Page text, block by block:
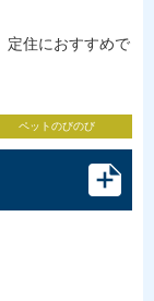
定住におすすめで
ペットのびのび